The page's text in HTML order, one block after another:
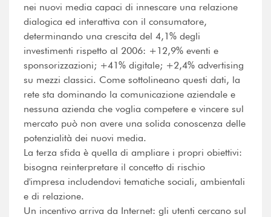
nei nuovi media capaci di innescare una relazione
dialogica ed interattiva con il consumatore,
determinando una crescita del 4,1% degli
investimenti rispetto al 2006: +12,9% eventi e
sponsorizzazioni; +41% digitale; +2,4% advertising
su mezzi classici. Come sottolineano questi dati, la
rete sta dominando la comunicazione aziendale e
nessuna azienda che voglia competere e vincere sul
mercato può non avere una solida conoscenza delle
potenzialità dei nuovi media.
La terza sfida è quella di ampliare i propri obiettivi:
bisogna reinterpretare il concetto di rischio
d'impresa includendovi tematiche sociali, ambientali
e di relazione.
Un incentivo arriva da Internet: gli utenti cercano sul